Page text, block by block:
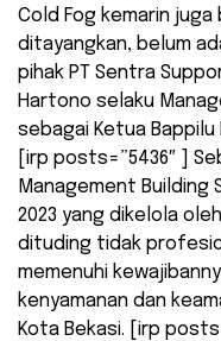
Cold Fog kemarin juga
ditayangkan, belum
pihak PT Sentra
Hartono selaku
sebagai Ketua Bappilu
[irp posts=”5436″ ]
Management Building
2023 yang dikelola
dituding tidak
memenuhi
kenyamanan dan
Kota Bekasi. [irp